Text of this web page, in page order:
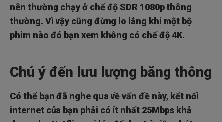
nên thường chạy ở chế độ SDR 1080p thông
thường. Vì vậy cũng đừng lo lắng khi một bộ
phim nào đó bạn xem không có chế độ 4K.
Chú ý đến lưu lượng băng thông
Có thể bạn đã nghe qua về vấn đề này, kết nối
internet của bạn phải có ít nhất 25Mbps khả